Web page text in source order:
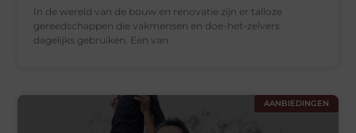
In de wereld van de bouw en renovatie zijn er talloze
gereedschappen die vakmensen en doe-het-zelvers
dagelijks gebruiken. Een van
AANBIEDINGEN